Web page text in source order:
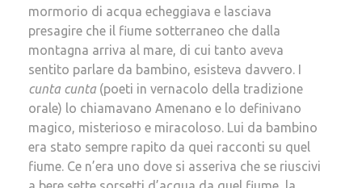
mormorio di acqua echeggiava e lasciava
presagire che il fiume sotterraneo che dalla
montagna arriva al mare, di cui tanto aveva
sentito parlare da bambino, esisteva davvero. I
cunta cunta (poeti in vernacolo della tradizione
orale) lo chiamavano Amenano e lo definivano
magico, misterioso e miracoloso. Lui da bambino
era stato sempre rapito da quei racconti su quel
fiume. Ce n’era uno dove si asseriva che se riuscivi